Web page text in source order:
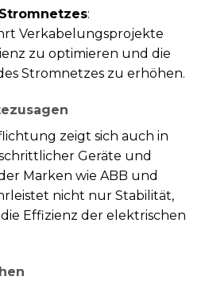
:
Verkabelungsprojekte
zu optimieren und die
Stromnetzes zu erhöhen.
zeigt sich auch in
Geräte und
Marken wie ABB und
nicht nur Stabilität,
Effizienz der elektrischen